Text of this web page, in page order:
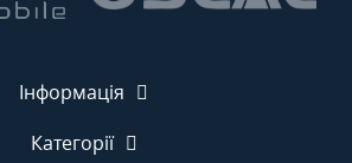
Інформація
Категорії